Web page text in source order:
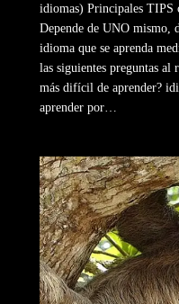
idiomas) Principales TIPS
Depende de UNO mismo,
idioma que se aprenda
las siguientes preguntas al
más difícil de aprender?
aprender por…